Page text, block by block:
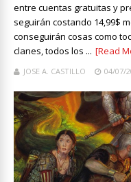
entre cuentas gratuitas y
seguirán costando 14,99$
conseguirán cosas como
clanes, todos los ... [Read
JOSE A. CASTILLO 04/07/